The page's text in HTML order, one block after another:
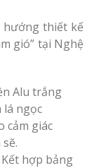
hướng thiết kế
gió” tại Nghệ
Alu trắng
lá ngọc
cảm giác
Kết hợp bảng